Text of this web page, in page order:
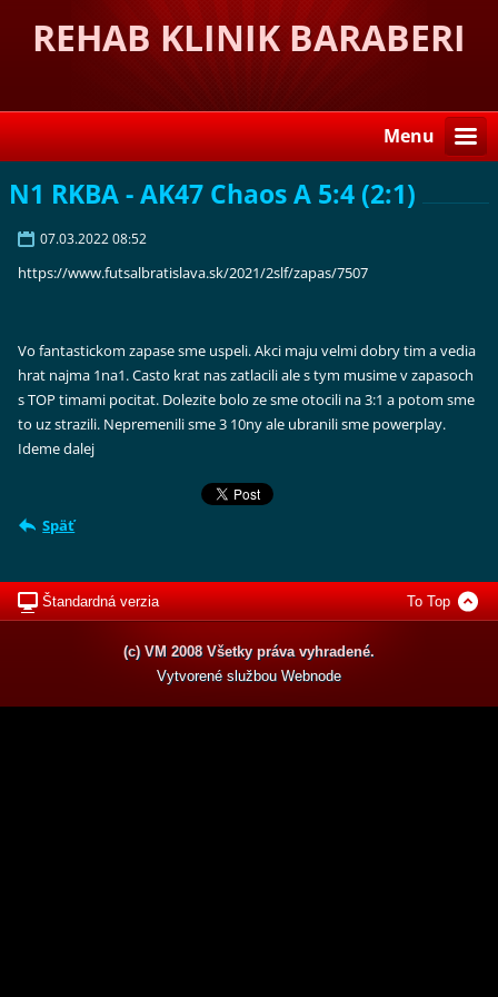
REHAB KLINIK BARABERI
Menu
N1 RKBA - AK47 Chaos A 5:4 (2:1)
07.03.2022 08:52
https://www.futsalbratislava.sk/2021/2slf/zapas/7507
Vo fantastickom zapase sme uspeli. Akci maju velmi dobry tim a vedia
hrat najma 1na1. Casto krat nas zatlacili ale s tym musime v zapasoch
s TOP timami pocitat. Dolezite bolo ze sme otocili na 3:1 a potom sme
to uz strazili. Nepremenili sme 3 10ny ale ubranili sme powerplay.
Ideme dalej
Späť
Štandardná verzia To Top
(c) VM 2008 Všetky práva vyhradené.
Vytvorené službou Webnode